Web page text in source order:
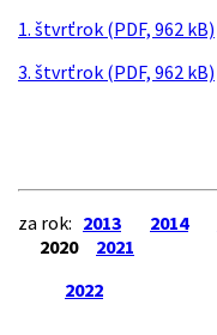
1. štvrťrok (PDF, 962 kB)
3. štvrťrok (PDF, 962 kB)
za rok: 2013 2014
2020 2021
2022